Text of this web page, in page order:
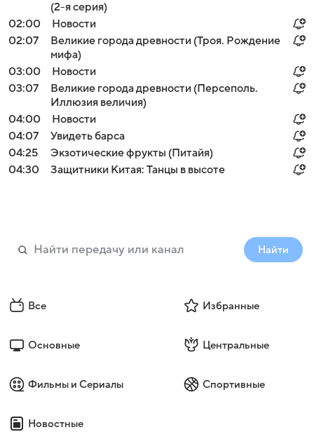
(2-я серия)
02:00
Новости
02:07
Великие города древности (Троя. Рождение
мифа)
03:00
Новости
03:07
Великие города древности (Персеполь.
Иллюзия величия)
04:00
Новости
04:07
Увидеть барса
04:25
Экзотические фрукты (Питайя)
04:30
Защитники Китая: Танцы в высоте
Найти
Все Избранные
Основные Центральные
Фильмы и Сериалы Спортивные
Новостные